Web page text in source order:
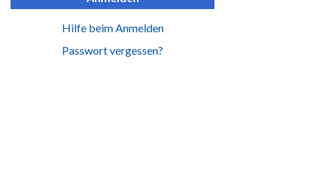
Hilfe beim Anmelden
Passwort vergessen?